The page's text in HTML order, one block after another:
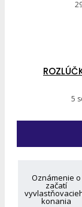
5
Oznámenie o
začatí
konania